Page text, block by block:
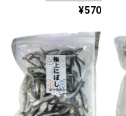
¥570